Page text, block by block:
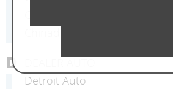
D
Detroit Auto